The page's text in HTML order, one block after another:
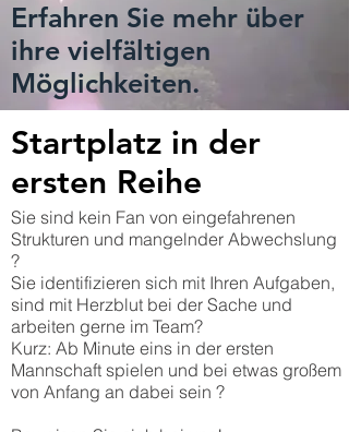
Erfahren Sie mehr über
ihre vielfältigen
Möglichkeiten.
Sie sind kein Fan von eingefahrenen
Strukturen und mangelnder Abwechslung
?
Sie identifizieren sich mit Ihren Aufgaben,
sind mit Herzblut bei der Sache und
arbeiten gerne im Team?
Kurz: Ab Minute eins in der ersten
Mannschaft spielen und bei etwas großem
von Anfang an dabei sein ?
Startplatz in der
ersten Reihe